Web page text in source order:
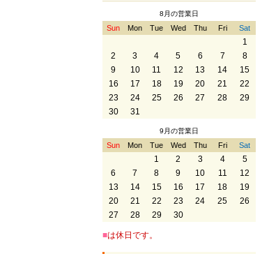
8月の営業日
Sun Mon Tue Wed Thu Fri Sat
1
2
3 4 5 6 7
8
9
10 11 12 13 14
15
16
17 18 19 20 21
22
23
24 25 26 27 28
29
30
31
9月の営業日
Sun Mon Tue Wed Thu Fri Sat
1 2 3 4
5
6
7 8 9 10 11
12
13
14 15 16 17 18
19
20
21 22 23 24 25
26
27
28 29 30
■は休日です。